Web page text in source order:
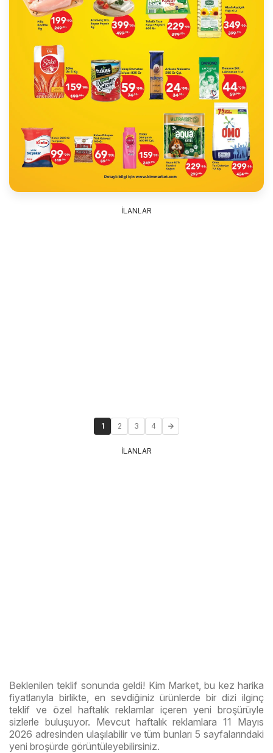
İLANLAR
1 2 3 4
İLANLAR
Beklenilen teklif sonunda geldi! Kim Market, bu kez harika
fiyatlarıyla birlikte, en sevdiğiniz ürünlerde bir dizi ilginç
teklif ve özel haftalık reklamlar içeren yeni broşürüyle
sizlerle buluşuyor. Mevcut haftalık reklamlara 11 Mayıs
2026 adresinden ulaşılabilir ve tüm bunları 5 sayfalarındaki
yeni broşürde görüntüleyebilirsiniz.